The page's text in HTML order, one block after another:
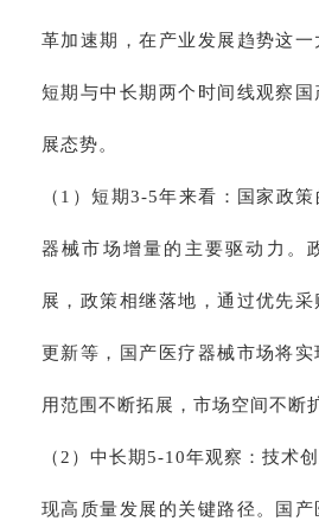
革加速期，在产业发展趋势这
短期与中长期两个时间线观察
展态势。
（1）短期3-5年来看：国家政
器械市场增量的主要驱动力。
展，政策相继落地，通过优先
更新等，国产医疗器械市场将
用范围不断拓展，市场空间不断
（2）中长期5-10年观察：技术
现高质量发展的关键路径。国